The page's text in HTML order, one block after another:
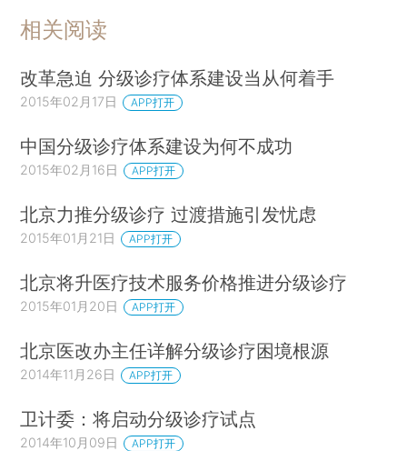
相关阅读
改革急迫 分级诊疗体系建设当从何着手
2015年02月17日 APP打开
中国分级诊疗体系建设为何不成功
2015年02月16日 APP打开
北京力推分级诊疗 过渡措施引发忧虑
2015年01月21日 APP打开
北京将升医疗技术服务价格推进分级诊疗
2015年01月20日 APP打开
北京医改办主任详解分级诊疗困境根源
2014年11月26日 APP打开
卫计委：将启动分级诊疗试点
2014年10月09日 APP打开